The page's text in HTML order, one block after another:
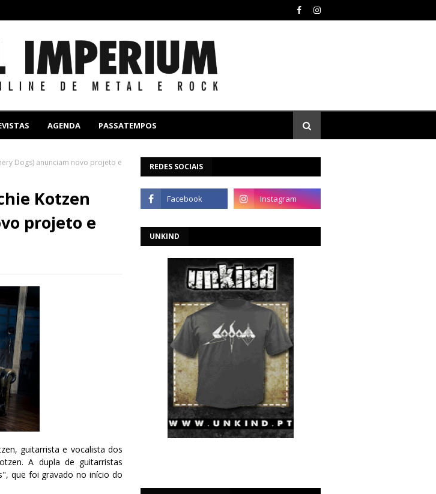
AGENDA PASSATEMPOS
Dogs) anunciam novo projeto e
Kotzen
projeto e
guitarrista e vocalista dos
A dupla de guitarristas
que foi gravado no início do
REDES SOCIAIS
UNKIND